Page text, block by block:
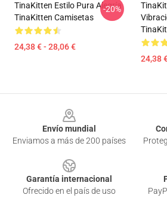
TinaKitten Estilo Pura Alegría
TinaKitten Camisetas
24,38 € - 28,06 €
-20%
24,38
Envío mundial
Enviamos a más de 200 países
Garantía internacional
Ofrecido en el país de uso